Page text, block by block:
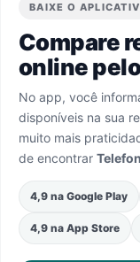
BAIXE O
Compare
online
No app, você
disponíveis na sua
muito mais
de encontrar
4,9 na Google Play
4,9 na App Store